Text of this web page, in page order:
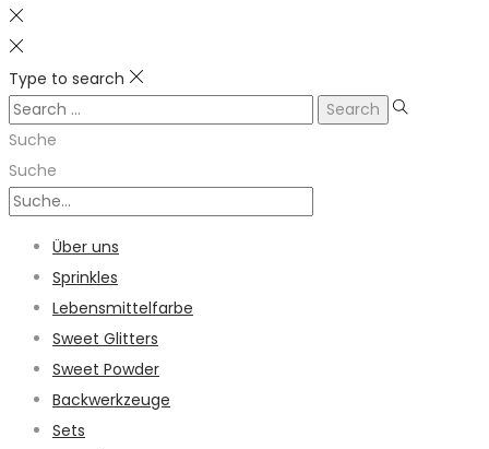
Type to search
Search
for:
Suche
Suche
Über uns
Sprinkles
Lebensmittelfarbe
Sweet Glitters
Sweet Powder
Backwerkzeuge
Sets